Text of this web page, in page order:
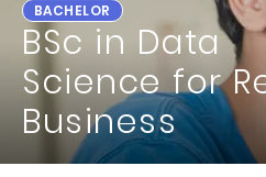
BACHELOR
BSc in Data
Science for
Business